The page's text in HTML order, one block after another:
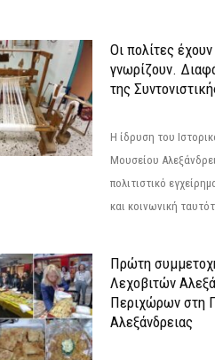
Οι πολίτες
γνωρίζουν.
της
Η ίδρυση του
Μουσείου
πολιτιστικό
και κοινωνική
Πρώτη
Λεχοβιτών
Περιχώρων στη
Αλεξάνδρειας